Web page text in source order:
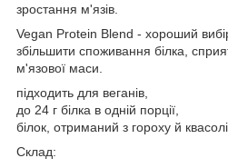
зростання м'язів.
Vegan Protein Blend - хороший
збільшити споживання білка,
м'язової маси.
підходить для веганів,
до 24 г білка в одній порції,
білок, отриманий з гороху й квасолі
Склад: